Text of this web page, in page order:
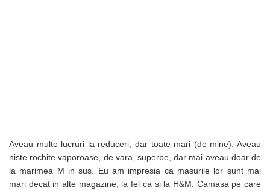
Aveau multe lucruri la reduceri, dar toate mari (de mine). Aveau
niste rochite vaporoase, de vara, superbe, dar mai aveau doar de
la marimea M in sus. Eu am impresia ca masurile lor sunt mai
mari decat in alte magazine, la fel ca si la H&M. Camasa pe care